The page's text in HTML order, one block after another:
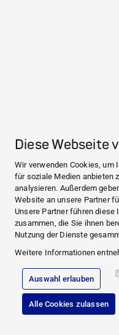
Diese Webseite
Wir verwenden Cookies, um
für soziale Medien anbieten
analysieren. Außerdem
Website an unsere Partner
Unsere Partner führen
zusammen, die Sie ihnen
Nutzung der Dienste
Weitere Informationen
Auswahl erlauben
Alle Cookies zulassen